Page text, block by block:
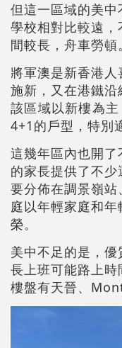
但這一區域的美
學校相對比較遠
間較長，舟車勞頓
將軍澳是新香港
施新，又在港鐵沿
該區域以新樓為
4+1的戶型，特別
這幾年區內也開
的家長提供了不
要分佈在調景嶺
庭以年輕家庭和
榮。
美中不足的是，
長上班可能路上
樓盤有天晉、